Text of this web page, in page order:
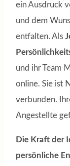
ein Ausdruck
und dem
entfalten. Als
und ihr Team
online. Sie ist
verbunden.
Angestellte
Die Kraft der
persönliche